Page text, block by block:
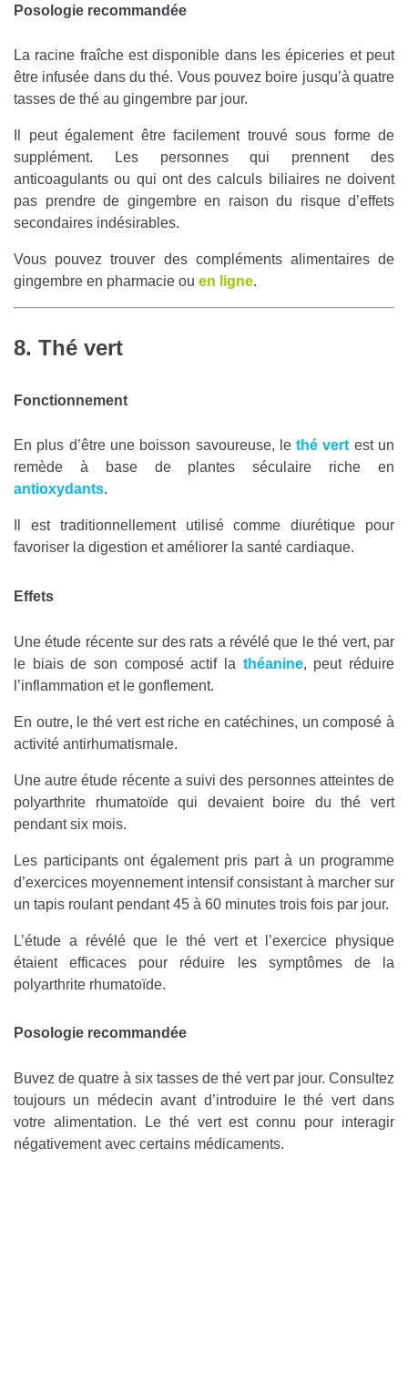
Posologie recommandée
La racine fraîche est disponible dans les épiceries et peut
être infusée dans du thé. Vous pouvez boire jusqu’à quatre
tasses de thé au gingembre par jour.
Il peut également être facilement trouvé sous forme de
supplément. Les personnes qui prennent des
anticoagulants ou qui ont des calculs biliaires ne doivent
pas prendre de gingembre en raison du risque d’effets
secondaires indésirables.
Vous pouvez trouver des compléments alimentaires de
gingembre en pharmacie ou en ligne.
8. Thé vert
Fonctionnement
En plus d’être une boisson savoureuse, lethé vertest un
remède à base de plantes séculaire riche en
antioxydants.
Il est traditionnellement utilisé comme diurétique pour
favoriser la digestion et améliorer la santé cardiaque.
Effets
Une étude récente sur des rats a révélé que le thé vert, par
le biais de son composé actif la théanine, peut réduire
l’inflammation et le gonflement.
En outre, le thé vert est riche en catéchines, un composé à
activité antirhumatismale.
Une autre étude récente a suivi des personnes atteintes de
polyarthrite rhumatoïde qui devaient boire du thé vert
pendant six mois.
Les participants ont également pris part à un programme
d’exercices moyennement intensif consistant à marcher sur
un tapis roulant pendant 45 à 60 minutes trois fois par jour.
L’étude a révélé que le thé vert et l’exercice physique
étaient efficaces pour réduire les symptômes de la
polyarthrite rhumatoïde.
Posologie recommandée
Buvez de quatre à six tasses de thé vert par jour. Consultez
toujours un médecin avant d’introduire le thé vert dans
votre alimentation. Le thé vert est connu pour interagir
négativement avec certains médicaments.